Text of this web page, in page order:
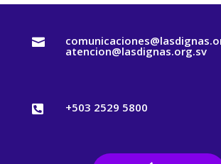

atencion@lasdignas.org.sv
 +503 2529 5800